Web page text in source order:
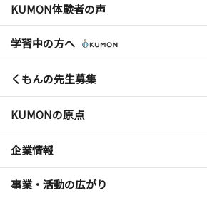
KUMON体験者の声
学習中の方へ
くもんの先生募集
KUMONの原点
企業情報
事業・活動の広がり